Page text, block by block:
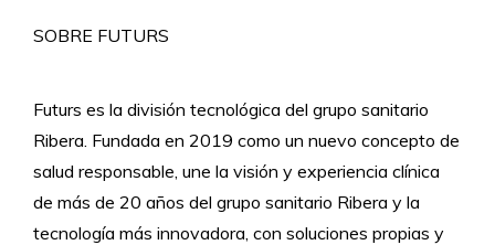
SOBRE FUTURS
Futurs es la división tecnológica del grupo sanitario
Ribera. Fundada en 2019 como un nuevo concepto de
salud responsable, une la visión y experiencia clínica
de más de 20 años del grupo sanitario Ribera y la
tecnología más innovadora, con soluciones propias y